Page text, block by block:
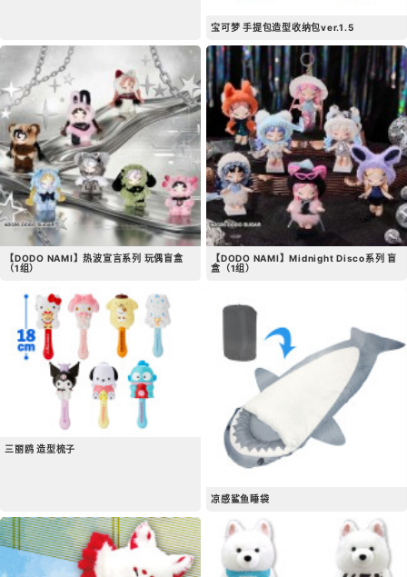
宝可梦 手提包造型收纳包ver.1.5
【DODO NAMI】热波宣言系列 玩偶盲盒
（1组）
【DODO NAMI】Midnight Disco系列 盲
盒（1组）
三丽鸥 造型梳子
凉感鲨鱼睡袋